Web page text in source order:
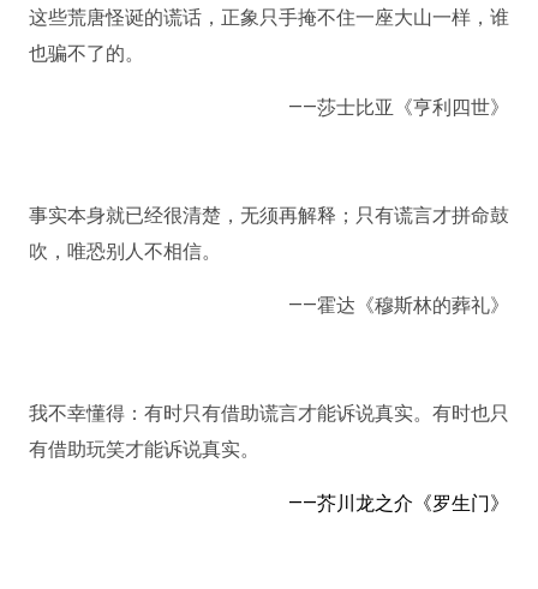
这些荒唐怪诞的谎话，正象只手掩不住一座大山一样，谁
也骗不了的。
——莎士比亚《亨利四世》
事实本身就已经很清楚，无须再解释；只有谎言才拼命鼓
吹，唯恐别人不相信。
——霍达《穆斯林的葬礼》
我不幸懂得：有时只有借助谎言才能诉说真实。有时也只
有借助玩笑才能诉说真实。
——芥川龙之介《罗生门》